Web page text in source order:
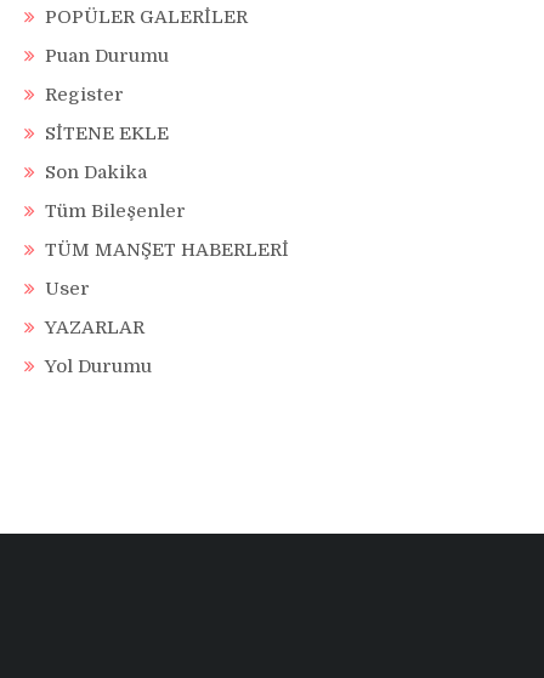
POPÜLER GALERİLER
Puan Durumu
Register
SİTENE EKLE
Son Dakika
Tüm Bileşenler
TÜM MANŞET HABERLERİ
User
YAZARLAR
Yol Durumu